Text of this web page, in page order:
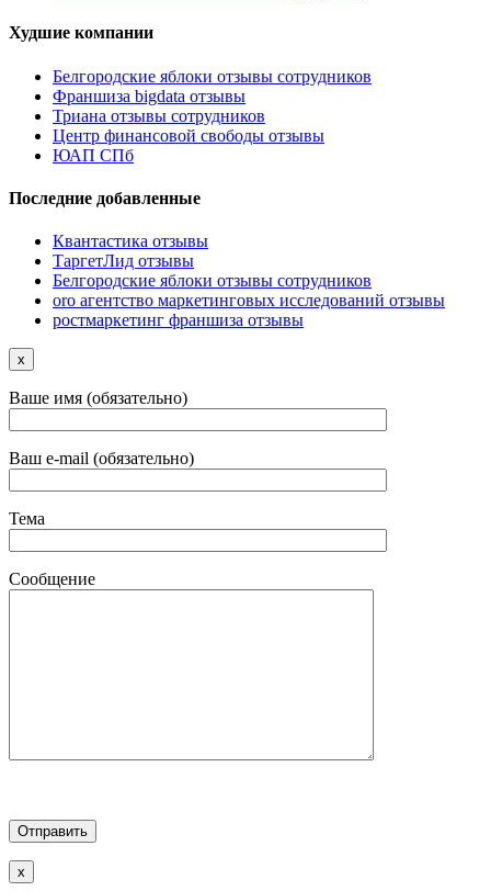
Худшие компании
Белгородские яблоки отзывы сотрудников
Франшиза bigdata отзывы
Триана отзывы сотрудников
Центр финансовой свободы отзывы
ЮАП СПб
Последние добавленные
Квантастика отзывы
ТаргетЛид отзывы
Белгородские яблоки отзывы сотрудников
oro агентство маркетинговых исследований отзывы
ростмаркетинг франшиза отзывы
x
Ваше имя (обязательно)
Ваш e-mail (обязательно)
Тема
Сообщение
x